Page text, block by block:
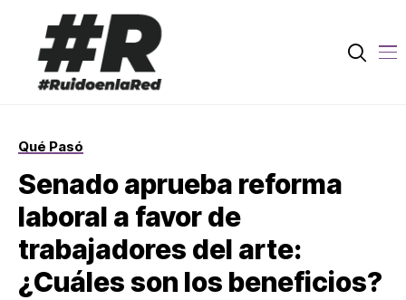
Qué Pasó
Senado aprueba reforma
laboral a favor de
trabajadores del arte:
¿Cuáles son los beneficios?